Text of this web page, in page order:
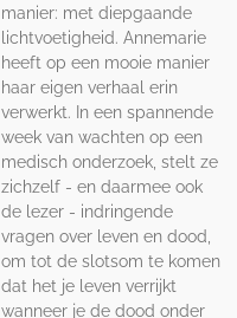
manier: met diepgaande
lichtvoetigheid. Annemarie
heeft op een mooie manier
haar eigen verhaal erin
verwerkt. In een spannende
week van wachten op een
medisch onderzoek, stelt ze
zichzelf - en daarmee ook
de lezer - indringende
vragen over leven en dood,
om tot de slotsom te komen
dat het je leven verrijkt
wanneer je de dood onder